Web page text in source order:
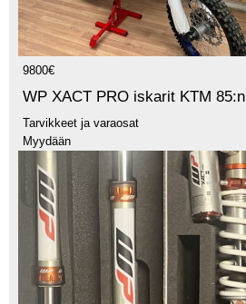
9800€
WP XACT PRO iskarit KTM 85:n
Tarvikkeet ja varaosat
Myydään